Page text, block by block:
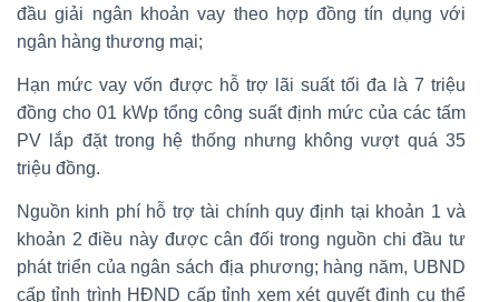
đầu giải ngân khoản vay theo hợp đồng tín dụng với
ngân hàng thương mại;
Hạn mức vay vốn được hỗ trợ lãi suất tối đa là 7 triệu
đồng cho 01 kWp tổng công suất định mức của các tấm
PV lắp đặt trong hệ thống nhưng không vượt quá 35
triệu đồng.
Nguồn kinh phí hỗ trợ tài chính quy định tại khoản 1 và
khoản 2 điều này được cân đối trong nguồn chi đầu tư
phát triển của ngân sách địa phương; hàng năm, UBND
cấp tỉnh trình HĐND cấp tỉnh xem xét quyết định cụ thể